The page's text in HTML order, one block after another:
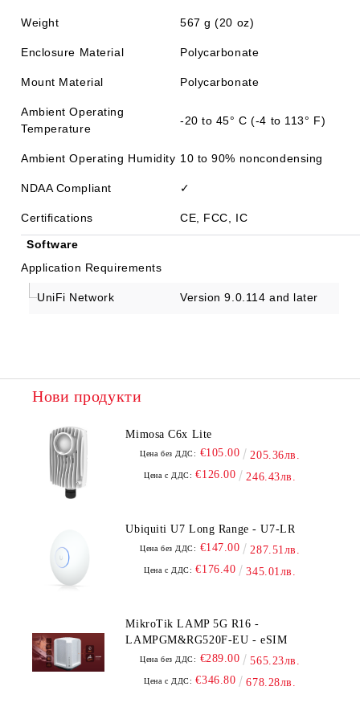
Weight 567 g (20 oz)
Enclosure Material Polycarbonate
Mount Material Polycarbonate
Ambient Operating
Temperature
-20 to 45° C (-4 to 113° F)
Ambient Operating Humidity 10 to 90% noncondensing
NDAA Compliant ✓
Certifications CE, FCC, IC
Software
Application Requirements
UniFi Network Version 9.0.114 and later
Нови продукти
Mimosa C6x Lite
Цена без ДДС: €105.00 205.36лв.
Цена с ДДС: €126.00 246.43лв.
Ubiquiti U7 Long Range - U7-LR
Цена без ДДС: €147.00 287.51лв.
Цена с ДДС: €176.40 345.01лв.
MikroTik LAMP 5G R16 -
LAMPGM&RG520F-EU - eSIM
Цена без ДДС: €289.00 565.23лв.
Цена с ДДС: €346.80 678.28лв.